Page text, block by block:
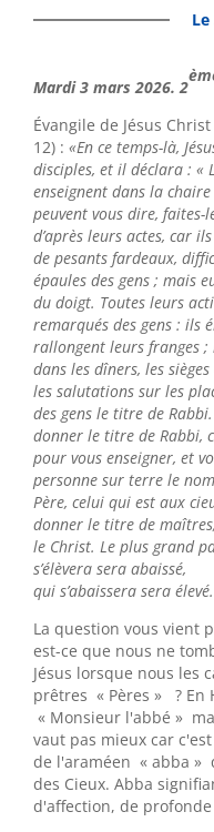
Mardi 3 mars 2026. 2
Évangile de Jésus
12) : «En ce temps-là,
disciples, et il déclara : «
enseignent dans la
peuvent vous dire, faites-
d’après leurs actes, car
de pesants fardeaux,
épaules des gens ; mais
du doigt. Toutes leurs
remarqués des gens : ils
rallongent leurs franges ;
dans les dîners, les
les salutations sur les
des gens le titre de
donner le titre de Rabbi,
pour vous enseigner, et
personne sur terre le nom
Père, celui qui est aux
donner le titre de maîtres,
le Christ. Le plus grand
s’élèvera sera abaissé,
qui s’abaissera sera
La question vous vient
est-ce que nous ne
Jésus lorsque nous les
prêtres « Pères » ? En
« Monsieur l'abbé »
vaut pas mieux car
de l'araméen « abba »
des Cieux. Abba
d'affection, de